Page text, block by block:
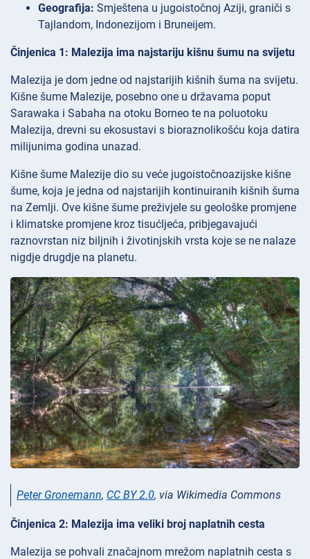
Geografija: Smještena u jugoistočnoj Aziji, graniči s
Tajlandom, Indonezijom i Bruneijem.
Činjenica 1: Malezija ima najstariju kišnu šumu na svijetu
Malezija je dom jedne od najstarijih kišnih šuma na svijetu.
Kišne šume Malezije, posebno one u državama poput
Sarawaka i Sabaha na otoku Borneo te na poluotoku
Malezija, drevni su ekosustavi s bioraznolikošću koja datira
milijunima godina unazad.
Kišne šume Malezije dio su veće jugoistočnoazijske kišne
šume, koja je jedna od najstarijih kontinuiranih kišnih šuma
na Zemlji. Ove kišne šume preživjele su geološke promjene
i klimatske promjene kroz tisućljeća, pribjegavajući
raznovrstan niz biljnih i životinjskih vrsta koje se ne nalaze
nigdje drugdje na planetu.
Peter Gronemann, CC BY 2.0, via Wikimedia Commons
Činjenica 2: Malezija ima veliki broj naplatnih cesta
Malezija se pohvali značajnom mrežom naplatnih cesta s